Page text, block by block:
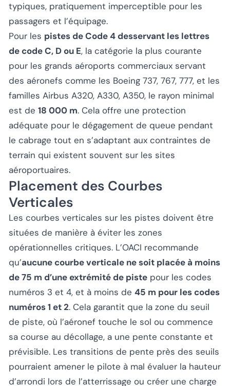
typiques, pratiquement imperceptible pour les
passagers et l’équipage.
Pour les pistes de Code 4 desservant les lettres
de code C, D ou E, la catégorie la plus courante
pour les grands aéroports commerciaux servant
des aéronefs comme les Boeing 737, 767, 777, et les
familles Airbus A320, A330, A350, le rayon minimal
est de 18 000 m. Cela offre une protection
adéquate pour le dégagement de queue pendant
le cabrage tout en s’adaptant aux contraintes de
terrain qui existent souvent sur les sites
aéroportuaires.
Placement des Courbes
Verticales
Les courbes verticales sur les pistes doivent être
situées de manière à éviter les zones
opérationnelles critiques. L’OACI recommande
qu’aucune courbe verticale ne soit placée à moins
de 75 m d’une extrémité de piste pour les codes
numéros 3 et 4, et à moins de 45 m pour les codes
numéros 1 et 2. Cela garantit que la zone du seuil
de piste, où l’aéronef touche le sol ou commence
sa course au décollage, a une pente constante et
prévisible. Les transitions de pente près des seuils
pourraient amener le pilote à mal évaluer la hauteur
d’arrondi lors de l’atterrissage ou créer une charge